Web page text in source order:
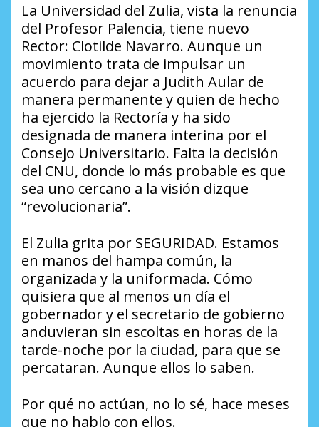
La Universidad del Zulia, vista la renuncia
del Profesor Palencia, tiene nuevo
Rector: Clotilde Navarro. Aunque un
movimiento trata de impulsar un
acuerdo para dejar a Judith Aular de
manera permanente y quien de hecho
ha ejercido la Rectoría y ha sido
designada de manera interina por el
Consejo Universitario. Falta la decisión
del CNU, donde lo más probable es que
sea uno cercano a la visión dizque
“revolucionaria”.
El Zulia grita por SEGURIDAD. Estamos
en manos del hampa común, la
organizada y la uniformada. Cómo
quisiera que al menos un día el
gobernador y el secretario de gobierno
anduvieran sin escoltas en horas de la
tarde-noche por la ciudad, para que se
percataran. Aunque ellos lo saben.
Por qué no actúan, no lo sé, hace meses
que no hablo con ellos.